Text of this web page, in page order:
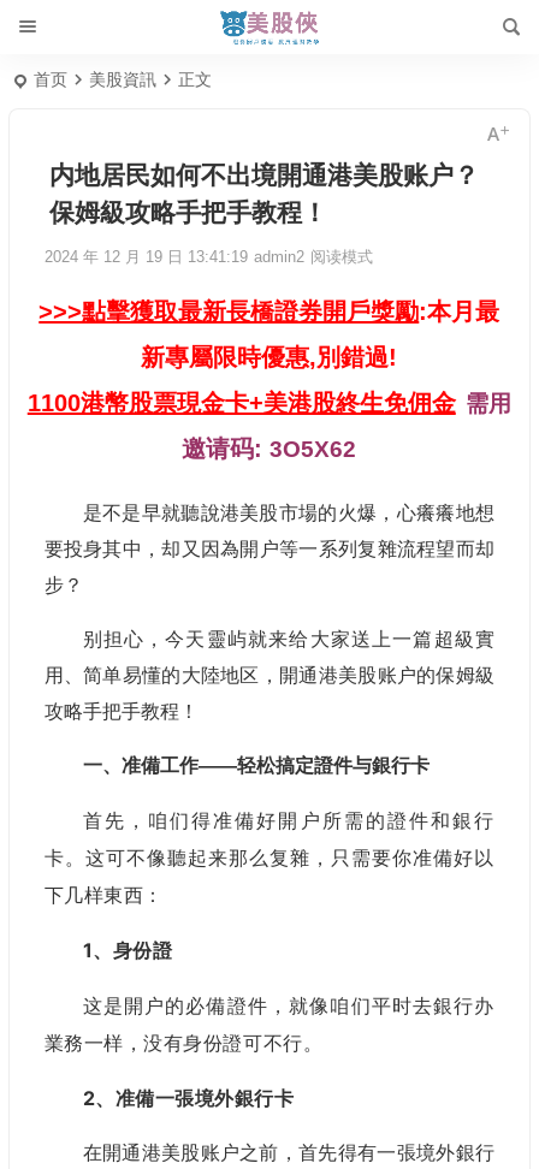
首页 美股資訊 正文
内地居民如何不出境開通港美股账户？
保姆級攻略手把手教程！
2024 年 12 月 19 日 13:41:19 admin2 阅读模式
>>>點擊獲取最新長橋證券開戶獎勵:本月最
新專屬限時優惠,別錯過!
1100港幣股票現金卡+美港股終生免佣金 需用
邀请码:3O5X62
是不是早就聽說港美股市場的火爆，心癢癢地想
要投身其中，却又因為開户等一系列复雜流程望而却
步？
别担心，今天靈屿就来给大家送上一篇超級實
用、简单易懂的大陸地区，開通港美股账户的保姆級
攻略手把手教程 ！
一、准備工作——轻松搞定證件与銀行卡
首先，咱们得准備好開户所需的證件和銀行
卡。这可不像聽起来那么复雜，只需要你准備好以
下几样東西：
1、身份證
这是開户的必備證件，就像咱们平时去銀行办
業務一样，没有身份證可不行。
2、准備一張境外銀行卡
在開通港美股账户之前，首先得有一張境外銀行